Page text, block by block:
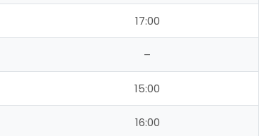
17:00
–
15:00
16:00